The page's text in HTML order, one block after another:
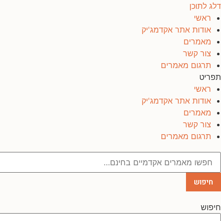
דלג לתוכן
ראשי
אודות אתר אקדמג'יק
מאמרים
צור קשר
תרגום מאמרים
תפריט
ראשי
אודות אתר אקדמג'יק
מאמרים
צור קשר
תרגום מאמרים
חיפוש
חיפוש